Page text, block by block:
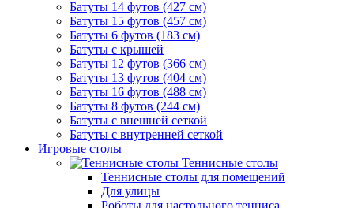
Батуты 14 футов (427 см)
Батуты 15 футов (457 см)
Батуты 6 футов (183 см)
Батуты с крышей
Батуты 12 футов (366 см)
Батуты 13 футов (404 см)
Батуты 16 футов (488 см)
Батуты 8 футов (244 см)
Батуты с внешней сеткой
Батуты с внутренней сеткой
Игровые столы
Теннисные столы
Теннисные столы для помещений
Для улицы
Роботы для настольного тенниса